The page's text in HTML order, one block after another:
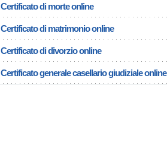
Certificato di morte online
Certificato di matrimonio online
Certificato di divorzio online
Certificato generale casellario giudiziale online